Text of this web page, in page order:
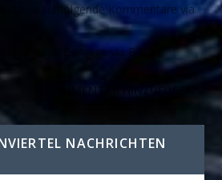
über nachfolgende Kommentare via
neue Beiträge via E-Mail.
NACHRICHTEN A